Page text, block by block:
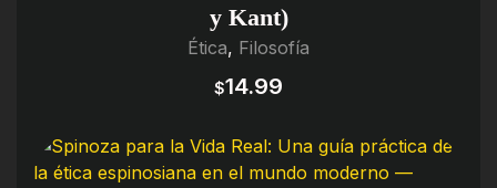
y Kant)
Ética, Filosofía
$14.99